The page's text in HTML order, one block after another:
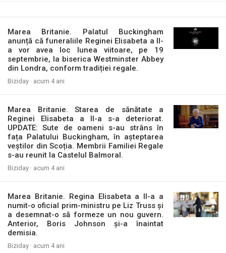
Marea Britanie. Palatul Buckingham
anunță că funeraliile Reginei Elisabeta a II-
a vor avea loc lunea viitoare, pe 19
septembrie, la biserica Westminster Abbey
din Londra, conform tradiției regale.
Biziday · acum 4 ani
Marea Britanie. Starea de sănătate a
Reginei Elisabeta a II-a s-a deteriorat.
UPDATE: Sute de oameni s-au strâns în
fața Palatului Buckingham, în așteptarea
veștilor din Scoția. Membrii Familiei Regale
s-au reunit la Castelul Balmoral.
Biziday · acum 4 ani
Marea Britanie. Regina Elisabeta a II-a a
numit-o oficial prim-ministru pe Liz Truss și
a desemnat-o să formeze un nou guvern.
Anterior, Boris Johnson și-a înaintat
demisia.
Biziday · acum 4 ani